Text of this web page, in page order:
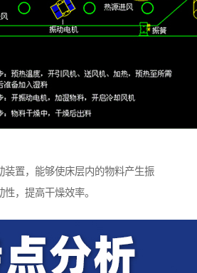
装置，能够使床层内的物料产生振
，提高干燥效率。